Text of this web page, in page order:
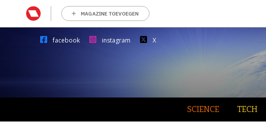
MAGAZINE TOEVOEGEN
facebook instagram X
SCIENCE TECH